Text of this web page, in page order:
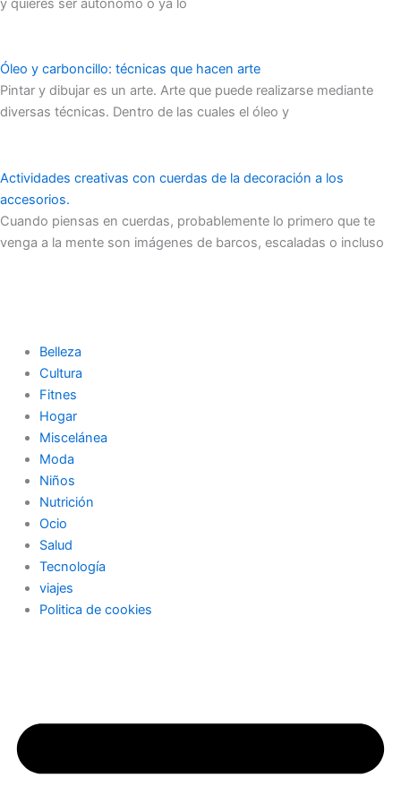
y quieres ser autónomo o ya lo
Óleo y carboncillo: técnicas que hacen arte
Pintar y dibujar es un arte. Arte que puede realizarse mediante
diversas técnicas. Dentro de las cuales el óleo y
Actividades creativas con cuerdas de la decoración a los
accesorios.
Cuando piensas en cuerdas, probablemente lo primero que te
venga a la mente son imágenes de barcos, escaladas o incluso
Belleza
Cultura
Fitnes
Hogar
Miscelánea
Moda
Niños
Nutrición
Ocio
Salud
Tecnología
viajes
Politica de cookies